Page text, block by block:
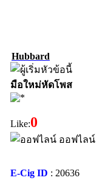
Hubbard
มือใหม่หัดโพส
Like:0
ออฟไลน์
E-Cig ID : 20636